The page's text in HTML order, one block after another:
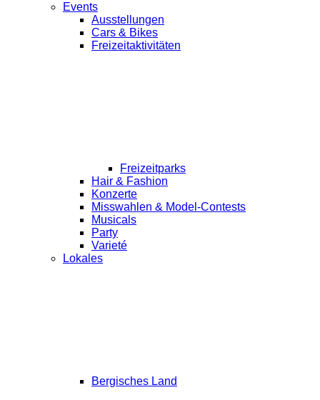
Events
Ausstellungen
Cars & Bikes
Freizeitaktivitäten
Freizeitparks
Hair & Fashion
Konzerte
Misswahlen & Model-Contests
Musicals
Party
Varieté
Lokales
Bergisches Land